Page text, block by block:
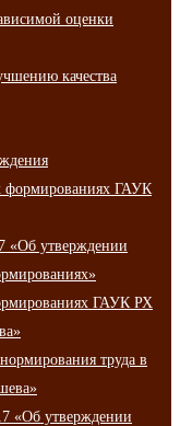
оценки
качества
формированиях ГАУК
«Об утверждении
ГАУК РХ
труда в
«Об утверждении